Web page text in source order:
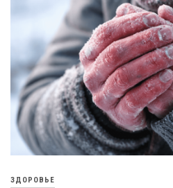
ЗДОРОВЬЕ